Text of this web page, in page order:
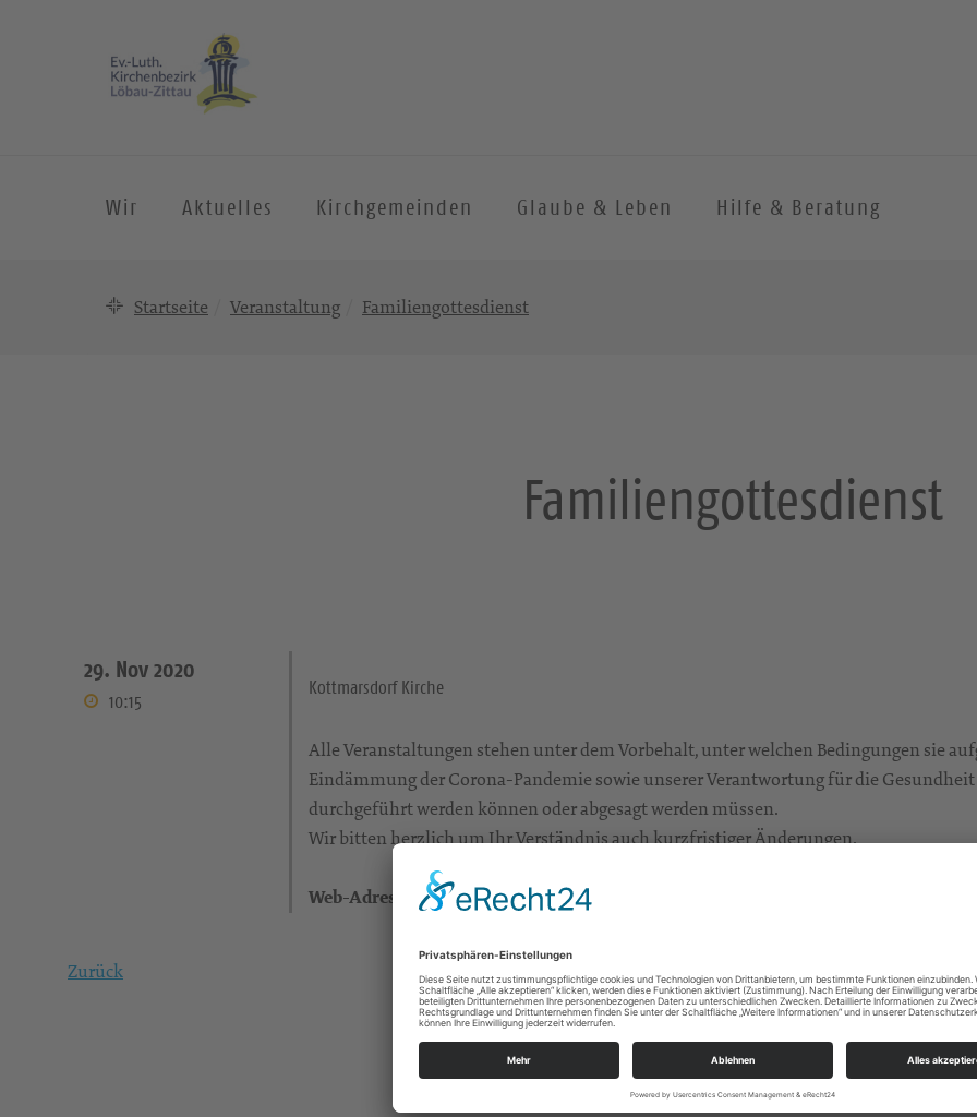
Wir Aktuelles Kirchgemeinden Glaube & Leben Hilfe & Beratung
Startseite Veranstaltung Familiengottesdienst
Familiengottesdienst
29. Nov 2020
10:15
Kottmarsdorf Kirche
Alle Veranstaltungen stehen unter dem Vorbehalt, unter welchen Bedingungen sie
Eindämmung der Corona-Pandemie sowie unserer Verantwortung für die
durchgeführt werden können oder abgesagt werden müssen.
Wir bitten herzlich um Ihr Verständnis auch kurzfristiger Änderungen.
Web-Adresse: http://www.kirche-obercunnersdorf.de
Zurück